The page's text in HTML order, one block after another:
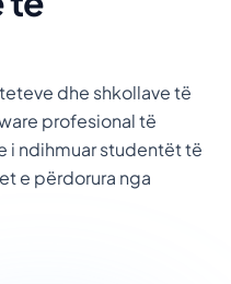
dhe shkollave të
profesional të
i ndihmuar studentët të
e përdorura nga